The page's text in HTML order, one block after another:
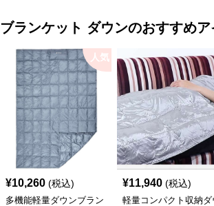
ブランケット ダウンのおすすめア
人気
¥10,260 (税込)
多機能軽量ダウンブラン
¥11,940 (税込)
軽量コンパクト収納ダ